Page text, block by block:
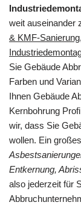
weit auseinander
& KMF-
Sie Gebäude
Farben und
Ihnen Gebäude
Kernbohrung
wir, dass Sie
wollen. Ein
Entkernung,
also jederzeit für